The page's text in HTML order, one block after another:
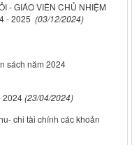
- GIÁO VIÊN CHỦ NHIỆM
- 2025 (03/12/2024)
sách năm 2024
2024(23/04/2024)
chi tài chính các khoản